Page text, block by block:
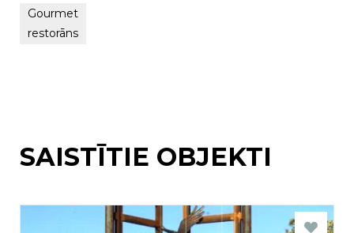
Gourmet
restorāns
SAISTĪTIE OBJEKTI